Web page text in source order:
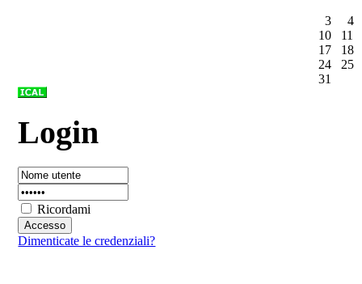
3
4
10
11
17
18
24
25
31
Login
Ricordami
Dimenticate le credenziali?